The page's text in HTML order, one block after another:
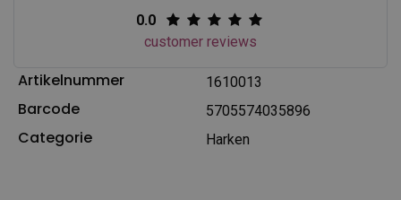
0.0
customer reviews
Artikelnummer 1610013
Barcode 5705574035896
Categorie Harken